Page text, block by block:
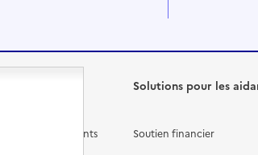
établissements
Solutions pour les
Soutien financier